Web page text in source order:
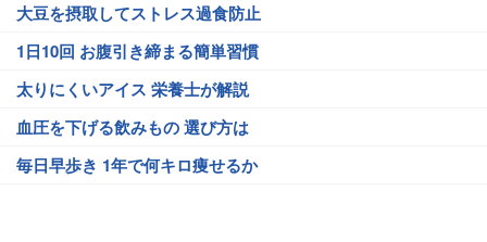
大豆を摂取してストレス過食防止
1日10回 お腹引き締まる簡単習慣
太りにくいアイス 栄養士が解説
血圧を下げる飲みもの 選び方は
毎日早歩き 1年で何キロ痩せるか